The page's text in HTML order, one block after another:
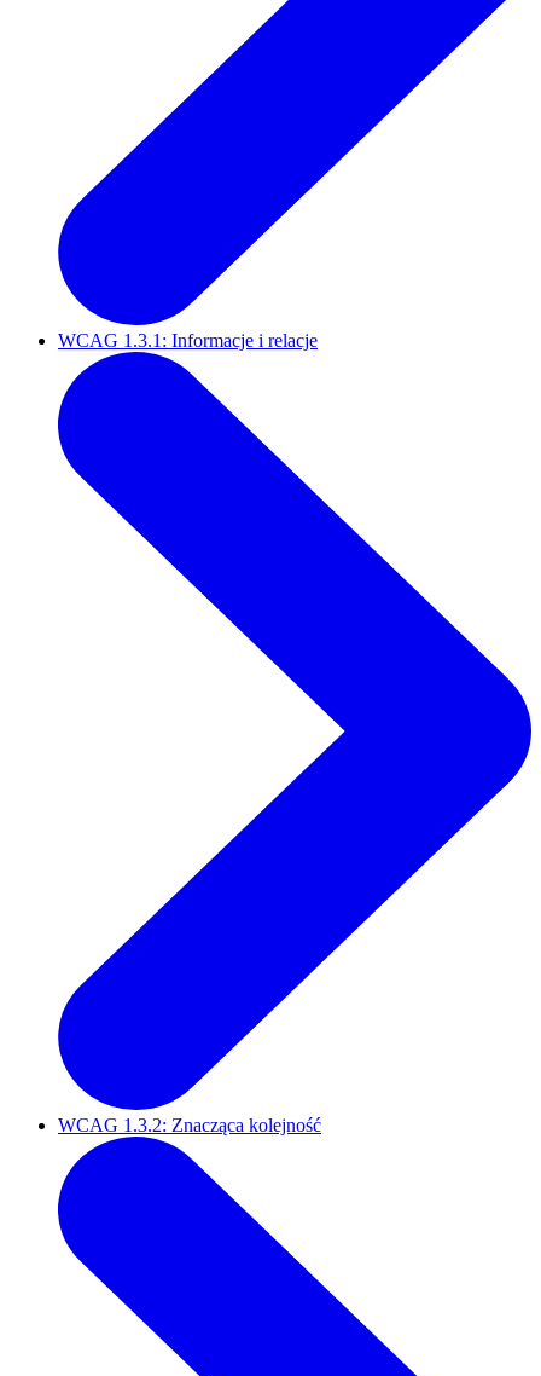
WCAG 1.3.1: Informacje i relacje
WCAG 1.3.2: Znacząca kolejność